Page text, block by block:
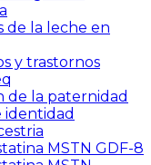
de la leche en
y trastornos
de la paternidad
identidad
MSTN GDF-8